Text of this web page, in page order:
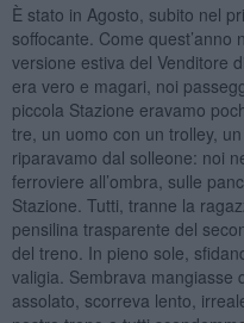
È stato in Agosto, subito nel
soffocante. Come quest’anno
versione estiva del Venditore
era vero e magari, noi
piccola Stazione eravamo
tre, un uomo con un trolley,
riparavamo dal solleone: noi
ferroviere all’ombra, sulle
Stazione. Tutti, tranne la
pensilina trasparente del
del treno. In pieno sole,
valigia. Sembrava mangiasse
assolato, scorreva lento,